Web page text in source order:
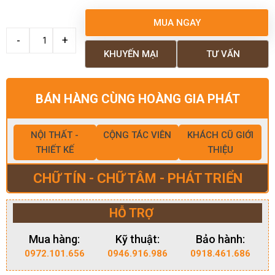
MUA NGAY
TƯ VẤN
KHUYẾN MẠI
BÁN HÀNG CÙNG HOÀNG GIA PHÁT
NỘI THẤT -
THIẾT KẾ
CỘNG TÁC VIÊN
KHÁCH CŨ GIỚI
THIỆU
CHỮ TÍN - CHỮ TÂM - PHÁT TRIỂN
HỖ TRỢ
Mua hàng:
0972.101.656
Kỹ thuật:
0946.916.986
Bảo hành:
0918.461.686